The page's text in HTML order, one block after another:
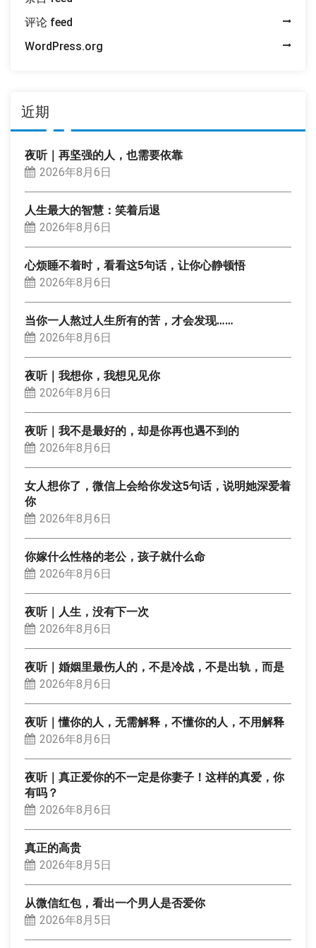
评论 feed
WordPress.org
近期
夜听｜再坚强的人，也需要依靠
2026年8月6日
人生最大的智慧：笑着后退
2026年8月6日
心烦睡不着时，看看这5句话，让你心静顿悟
2026年8月6日
当你一人熬过人生所有的苦，才会发现……
2026年8月6日
夜听｜我想你，我想见见你
2026年8月6日
夜听｜我不是最好的，却是你再也遇不到的
2026年8月6日
女人想你了，微信上会给你发这5句话，说明她深爱着
你
2026年8月6日
你嫁什么性格的老公，孩子就什么命
2026年8月6日
夜听｜人生，没有下一次
2026年8月6日
夜听｜婚姻里最伤人的，不是冷战，不是出轨，而是
2026年8月6日
夜听｜懂你的人，无需解释，不懂你的人，不用解释
2026年8月6日
夜听｜真正爱你的不一定是你妻子！这样的真爱，你
有吗？
2026年8月6日
真正的高贵
2026年8月5日
从微信红包，看出一个男人是否爱你
2026年8月5日